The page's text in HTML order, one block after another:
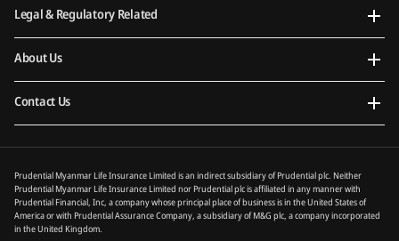
Legal & Regulatory Related
About Us
Contact Us
Prudential Myanmar Life Insurance Limited is an indirect subsidiary of Prudential plc. Neither
Prudential Myanmar Life Insurance Limited nor Prudential plc is affiliated in any manner with
Prudential Financial, Inc, a company whose principal place of business is in the United States of
America or with Prudential Assurance Company, a subsidiary of M&G plc, a company incorporated
in the United Kingdom.